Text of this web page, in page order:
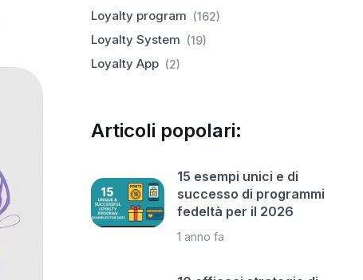
Loyalty program (162)
Loyalty System (19)
Loyalty App (2)
Articoli popolari:
15 esempi unici e di
successo di programmi
fedeltà per il 2026
1 anno fa